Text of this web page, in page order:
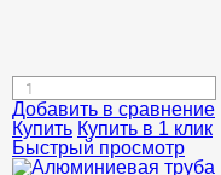
Добавить в сравнение
Купить Купить в 1 клик
Быстрый просмотр